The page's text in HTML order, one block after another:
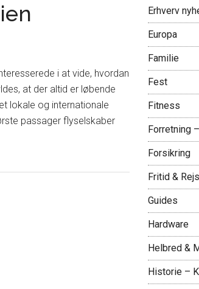
i at vide, hvordan
at der altid er løbende
lokale og internationale
passager flyselskaber
Erhverv
Europa
Familie
Fest
Fitness
Forretning
Forsikring
Fritid &
Guides
Hardware
Helbred &
Historie –